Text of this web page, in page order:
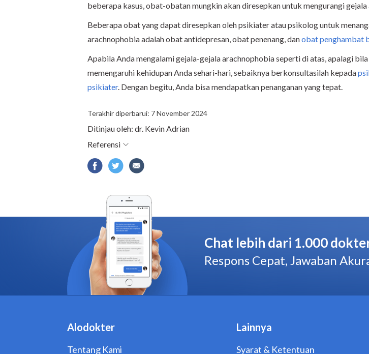
beberapa kasus, obat-obatan mungkin akan diresepkan untuk mengurangi
Beberapa obat yang dapat diresepkan oleh psikiater atau psikolog untuk
arachnophobia adalah obat antidepresan, obat penenang, danobat penghambat
Apabila Anda mengalami gejala-gejala arachnophobia seperti di atas, apalagi bila
memengaruhi kehidupan Anda sehari-hari, sebaiknya berkonsultasilah kepada
psikiater. Dengan begitu, Anda bisa mendapatkan penanganan yang tepat.
Terakhir diperbarui: 7 November 2024